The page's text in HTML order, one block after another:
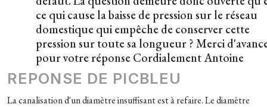
ce qui cause la baisse de pression sur le réseau
domestique qui empêche de conserver cette
pression sur toute sa longueur ? Merci
pour votre réponse Cordialement Antoine
REPONSE DE PICBLEU
La canalisation d'un diamètre insuffisant est à refaire. Le diamètre